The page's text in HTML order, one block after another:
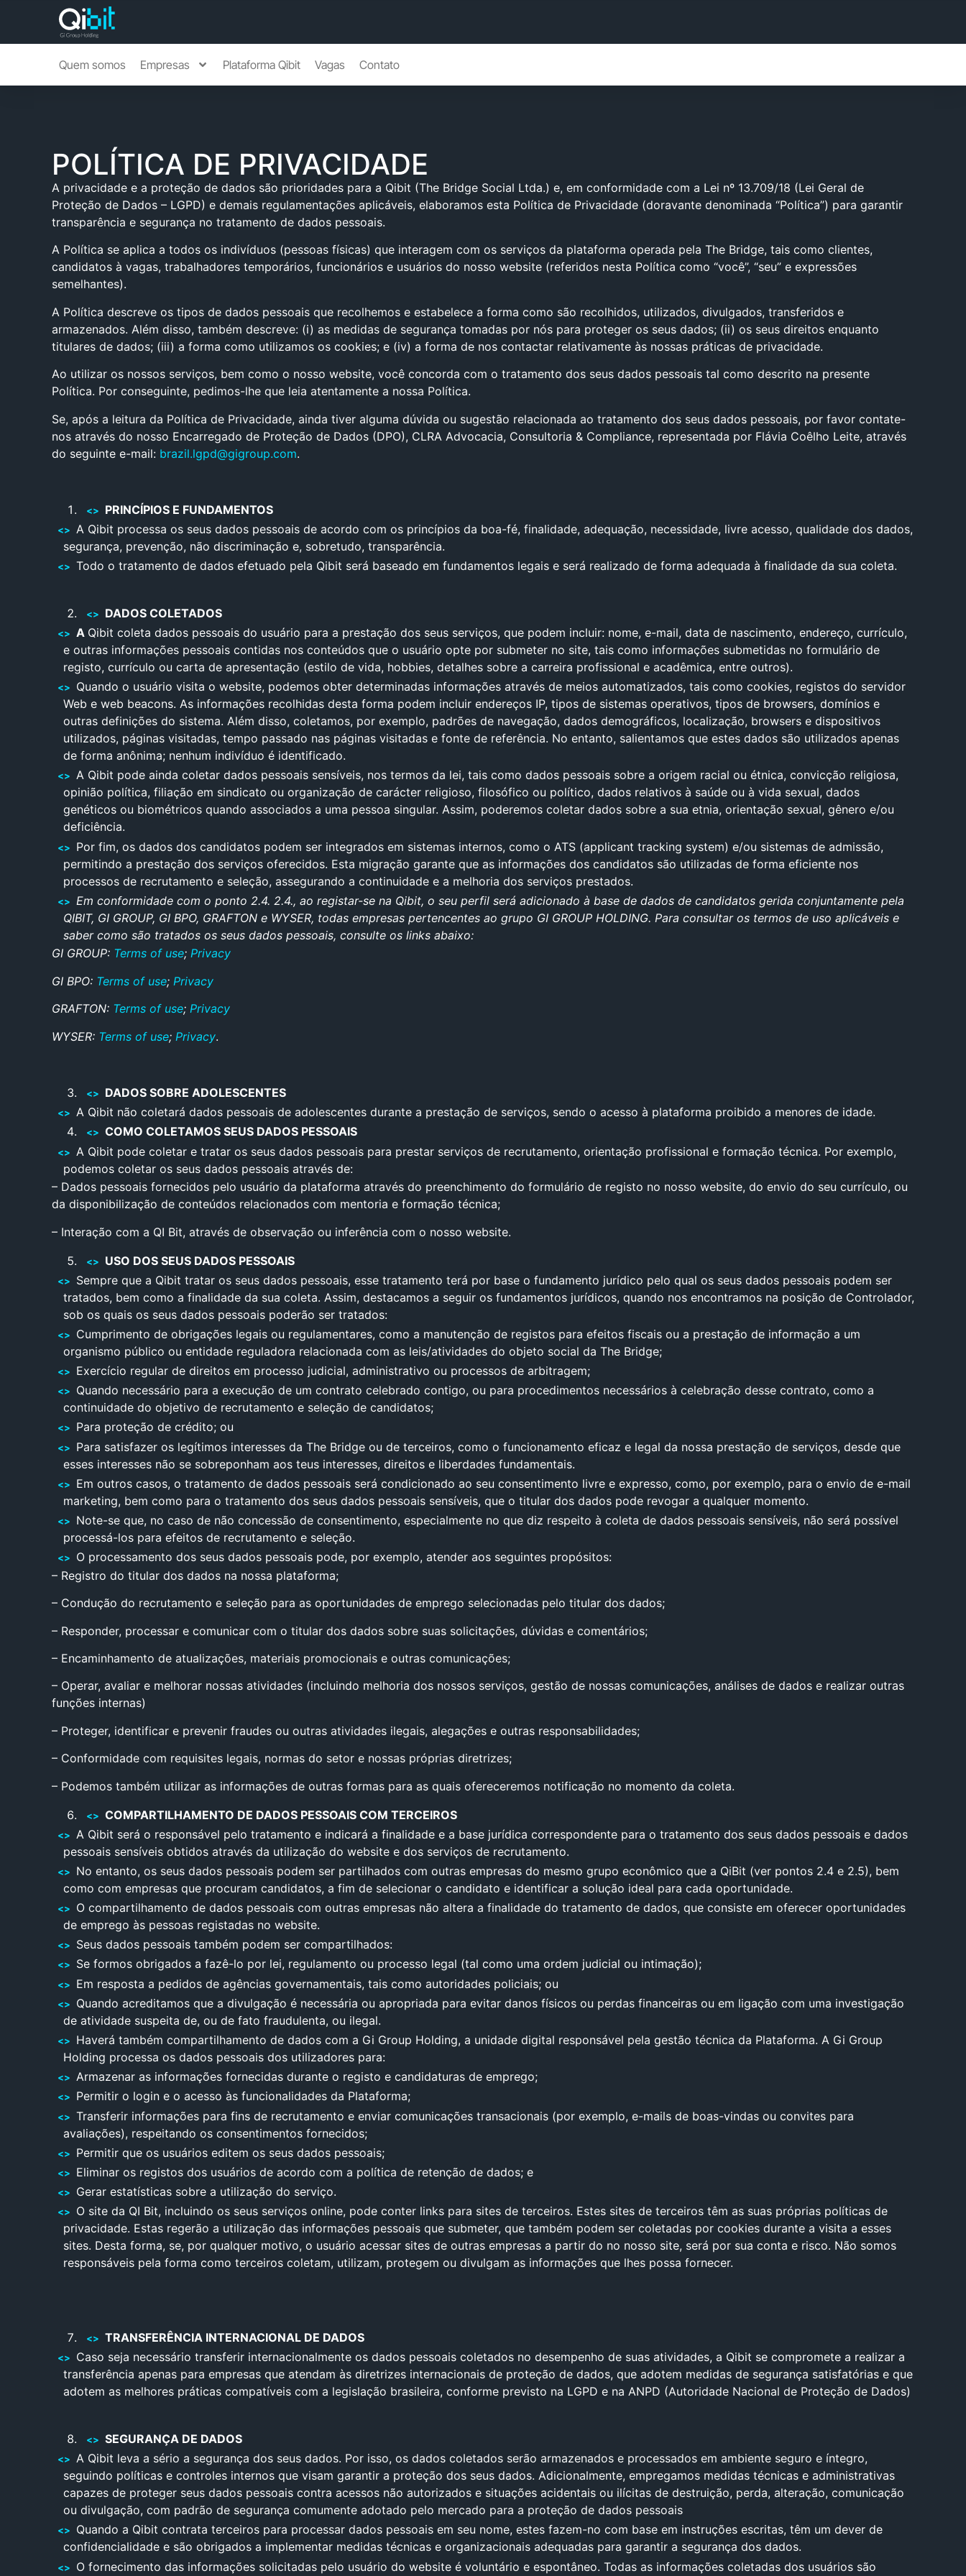
Quem somos Empresas Plataforma Qibit Vagas Contato
POLÍTICA DE PRIVACIDADE
A privacidade e a proteção de dados são prioridades para a Qibit (The Bridge Social Ltda.) e, em conformidade com a Lei nº 13.709/18 (Lei Geral de
Proteção de Dados – LGPD) e demais regulamentações aplicáveis, elaboramos esta Política de Privacidade (doravante denominada “Política”) para garantir
transparência e segurança no tratamento de dados pessoais.
A Política se aplica a todos os indivíduos (pessoas físicas) que interagem com os serviços da plataforma operada pela The Bridge, tais como clientes,
candidatos à vagas, trabalhadores temporários, funcionários e usuários do nosso website (referidos nesta Política como “você”, “seu” e expressões
semelhantes).
A Política descreve os tipos de dados pessoais que recolhemos e estabelece a forma como são recolhidos, utilizados, divulgados, transferidos e
armazenados. Além disso, também descreve: (i) as medidas de segurança tomadas por nós para proteger os seus dados; (ii) os seus direitos enquanto
titulares de dados; (iii) a forma como utilizamos os cookies; e (iv) a forma de nos contactar relativamente às nossas práticas de privacidade.
Ao utilizar os nossos serviços, bem como o nosso website, você concorda com o tratamento dos seus dados pessoais tal como descrito na presente
Política. Por conseguinte, pedimos-lhe que leia atentamente a nossa Política.
Se, após a leitura da Política de Privacidade, ainda tiver alguma dúvida ou sugestão relacionada ao tratamento dos seus dados pessoais, por favor contate-
nos através do nosso Encarregado de Proteção de Dados (DPO), CLRA Advocacia, Consultoria & Compliance, representada por Flávia Coêlho Leite, através
do seguinte e-mail: brazil.lgpd@gigroup.com.
PRINCÍPIOS E FUNDAMENTOS
A Qibit processa os seus dados pessoais de acordo com os princípios da boa-fé, finalidade, adequação, necessidade, livre acesso, qualidade dos dados,
segurança, prevenção, não discriminação e, sobretudo, transparência.
Todo o tratamento de dados efetuado pela Qibit será baseado em fundamentos legais e será realizado de forma adequada à finalidade da sua coleta.
DADOS COLETADOS
A Qibit coleta dados pessoais do usuário para a prestação dos seus serviços, que podem incluir: nome, e-mail, data de nascimento, endereço, currículo,
e outras informações pessoais contidas nos conteúdos que o usuário opte por submeter no site, tais como informações submetidas no formulário de
registo, currículo ou carta de apresentação (estilo de vida, hobbies, detalhes sobre a carreira profissional e acadêmica, entre outros).
Quando o usuário visita o website, podemos obter determinadas informações através de meios automatizados, tais como cookies, registos do servidor
Web e web beacons. As informações recolhidas desta forma podem incluir endereços IP, tipos de sistemas operativos, tipos de browsers, domínios e
outras definições do sistema. Além disso, coletamos, por exemplo, padrões de navegação, dados demográficos, localização, browsers e dispositivos
utilizados, páginas visitadas, tempo passado nas páginas visitadas e fonte de referência. No entanto, salientamos que estes dados são utilizados apenas
de forma anônima; nenhum indivíduo é identificado.
A Qibit pode ainda coletar dados pessoais sensíveis, nos termos da lei, tais como dados pessoais sobre a origem racial ou étnica, convicção religiosa,
opinião política, filiação em sindicato ou organização de carácter religioso, filosófico ou político, dados relativos à saúde ou à vida sexual, dados
genéticos ou biométricos quando associados a uma pessoa singular. Assim, poderemos coletar dados sobre a sua etnia, orientação sexual, gênero e/ou
deficiência.
Por fim, os dados dos candidatos podem ser integrados em sistemas internos, como o ATS (applicant tracking system) e/ou sistemas de admissão,
permitindo a prestação dos serviços oferecidos. Esta migração garante que as informações dos candidatos são utilizadas de forma eficiente nos
processos de recrutamento e seleção, assegurando a continuidade e a melhoria dos serviços prestados.
Em conformidade com o ponto 2.4. 2.4., ao registar-se na Qibit, o seu perfil será adicionado à base de dados de candidatos gerida conjuntamente pela
QIBIT, GI GROUP, GI BPO, GRAFTON e WYSER, todas empresas pertencentes ao grupo GI GROUP HOLDING. Para consultar os termos de uso aplicáveis e
saber como são tratados os seus dados pessoais, consulte os links abaixo:
GI GROUP: Terms of use; Privacy
GI BPO: Terms of use; Privacy
GRAFTON: Terms of use; Privacy
WYSER: Terms of use; Privacy.
DADOS SOBRE ADOLESCENTES
A Qibit não coletará dados pessoais de adolescentes durante a prestação de serviços, sendo o acesso à plataforma proibido a menores de idade.
COMO COLETAMOS SEUS DADOS PESSOAIS
A Qibit pode coletar e tratar os seus dados pessoais para prestar serviços de recrutamento, orientação profissional e formação técnica. Por exemplo,
podemos coletar os seus dados pessoais através de:
– Dados pessoais fornecidos pelo usuário da plataforma através do preenchimento do formulário de registo no nosso website, do envio do seu currículo, ou
da disponibilização de conteúdos relacionados com mentoria e formação técnica;
– Interação com a QI Bit, através de observação ou inferência com o nosso website.
USO DOS SEUS DADOS PESSOAIS
Sempre que a Qibit tratar os seus dados pessoais, esse tratamento terá por base o fundamento jurídico pelo qual os seus dados pessoais podem ser
tratados, bem como a finalidade da sua coleta. Assim, destacamos a seguir os fundamentos jurídicos, quando nos encontramos na posição de Controlador,
sob os quais os seus dados pessoais poderão ser tratados:
Cumprimento de obrigações legais ou regulamentares, como a manutenção de registos para efeitos fiscais ou a prestação de informação a um
organismo público ou entidade reguladora relacionada com as leis/atividades do objeto social da The Bridge;
Exercício regular de direitos em processo judicial, administrativo ou processos de arbitragem;
Quando necessário para a execução de um contrato celebrado contigo, ou para procedimentos necessários à celebração desse contrato, como a
continuidade do objetivo de recrutamento e seleção de candidatos;
Para proteção de crédito; ou
Para satisfazer os legítimos interesses da The Bridge ou de terceiros, como o funcionamento eficaz e legal da nossa prestação de serviços, desde que
esses interesses não se sobreponham aos teus interesses, direitos e liberdades fundamentais.
Em outros casos, o tratamento de dados pessoais será condicionado ao seu consentimento livre e expresso, como, por exemplo, para o envio de e-mail
marketing, bem como para o tratamento dos seus dados pessoais sensíveis, que o titular dos dados pode revogar a qualquer momento.
Note-se que, no caso de não concessão de consentimento, especialmente no que diz respeito à coleta de dados pessoais sensíveis, não será possível
processá-los para efeitos de recrutamento e seleção.
O processamento dos seus dados pessoais pode, por exemplo, atender aos seguintes propósitos:
– Registro do titular dos dados na nossa plataforma;
– Condução do recrutamento e seleção para as oportunidades de emprego selecionadas pelo titular dos dados;
– Responder, processar e comunicar com o titular dos dados sobre suas solicitações, dúvidas e comentários;
– Encaminhamento de atualizações, materiais promocionais e outras comunicações;
– Operar, avaliar e melhorar nossas atividades (incluindo melhoria dos nossos serviços, gestão de nossas comunicações, análises de dados e realizar outras
funções internas)
– Proteger, identificar e prevenir fraudes ou outras atividades ilegais, alegações e outras responsabilidades;
– Conformidade com requisites legais, normas do setor e nossas próprias diretrizes;
– Podemos também utilizar as informações de outras formas para as quais ofereceremos notificação no momento da coleta.
COMPARTILHAMENTO DE DADOS PESSOAIS COM TERCEIROS
A Qibit será o responsável pelo tratamento e indicará a finalidade e a base jurídica correspondente para o tratamento dos seus dados pessoais e dados
pessoais sensíveis obtidos através da utilização do website e dos serviços de recrutamento.
No entanto, os seus dados pessoais podem ser partilhados com outras empresas do mesmo grupo econômico que a QiBit (ver pontos 2.4 e 2.5), bem
como com empresas que procuram candidatos, a fim de selecionar o candidato e identificar a solução ideal para cada oportunidade.
O compartilhamento de dados pessoais com outras empresas não altera a finalidade do tratamento de dados, que consiste em oferecer oportunidades
de emprego às pessoas registadas no website.
Seus dados pessoais também podem ser compartilhados:
Se formos obrigados a fazê-lo por lei, regulamento ou processo legal (tal como uma ordem judicial ou intimação);
Em resposta a pedidos de agências governamentais, tais como autoridades policiais; ou
Quando acreditamos que a divulgação é necessária ou apropriada para evitar danos físicos ou perdas financeiras ou em ligação com uma investigação
de atividade suspeita de, ou de fato fraudulenta, ou ilegal.
Haverá também compartilhamento de dados com a Gi Group Holding, a unidade digital responsável pela gestão técnica da Plataforma. A Gi Group
Holding processa os dados pessoais dos utilizadores para:
Armazenar as informações fornecidas durante o registo e candidaturas de emprego;
Permitir o login e o acesso às funcionalidades da Plataforma;
Transferir informações para fins de recrutamento e enviar comunicações transacionais (por exemplo, e-mails de boas-vindas ou convites para
avaliações), respeitando os consentimentos fornecidos;
Permitir que os usuários editem os seus dados pessoais;
Eliminar os registos dos usuários de acordo com a política de retenção de dados; e
Gerar estatísticas sobre a utilização do serviço.
O site da QI Bit, incluindo os seus serviços online, pode conter links para sites de terceiros. Estes sites de terceiros têm as suas próprias políticas de
privacidade. Estas regerão a utilização das informações pessoais que submeter, que também podem ser coletadas por cookies durante a visita a esses
sites. Desta forma, se, por qualquer motivo, o usuário acessar sites de outras empresas a partir do no nosso site, será por sua conta e risco. Não somos
responsáveis pela forma como terceiros coletam, utilizam, protegem ou divulgam as informações que lhes possa fornecer.
TRANSFERÊNCIA INTERNACIONAL DE DADOS
Caso seja necessário transferir internacionalmente os dados pessoais coletados no desempenho de suas atividades, a Qibit se compromete a realizar a
transferência apenas para empresas que atendam às diretrizes internacionais de proteção de dados, que adotem medidas de segurança satisfatórias e que
adotem as melhores práticas compatíveis com a legislação brasileira, conforme previsto na LGPD e na ANPD (Autoridade Nacional de Proteção de Dados)
SEGURANÇA DE DADOS
A Qibit leva a sério a segurança dos seus dados. Por isso, os dados coletados serão armazenados e processados em ambiente seguro e íntegro,
seguindo políticas e controles internos que visam garantir a proteção dos seus dados. Adicionalmente, empregamos medidas técnicas e administrativas
capazes de proteger seus dados pessoais contra acessos não autorizados e situações acidentais ou ilícitas de destruição, perda, alteração, comunicação
ou divulgação, com padrão de segurança comumente adotado pelo mercado para a proteção de dados pessoais
Quando a Qibit contrata terceiros para processar dados pessoais em seu nome, estes fazem-no com base em instruções escritas, têm um dever de
confidencialidade e são obrigados a implementar medidas técnicas e organizacionais adequadas para garantir a segurança dos dados.
O fornecimento das informações solicitadas pelo usuário do website é voluntário e espontâneo. Todas as informações coletadas dos usuários são